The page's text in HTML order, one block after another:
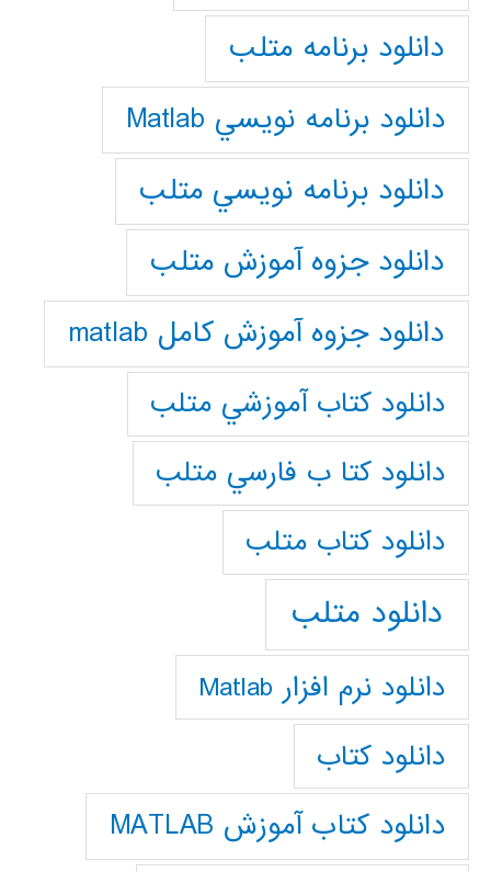
دانلود برنامه متلب
دانلود برنامه نويسي Matlab
دانلود برنامه نويسي متلب
دانلود جزوه آموزش متلب
دانلود جزوه آموزش کامل matlab
دانلود كتاب آموزشي متلب
دانلود كتا ب فارسي متلب
دانلود كتاب متلب
دانلود متلب
دانلود نرم افزار Matlab
دانلود کتاب
دانلود کتاب آموزش MATLAB